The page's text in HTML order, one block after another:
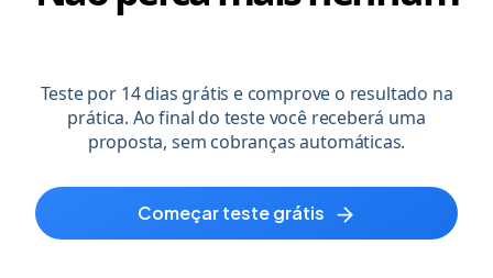
Teste por 14 dias grátis e comprove o resultado na
prática. Ao final do teste você receberá uma
proposta, sem cobranças automáticas.
começar teste grátis